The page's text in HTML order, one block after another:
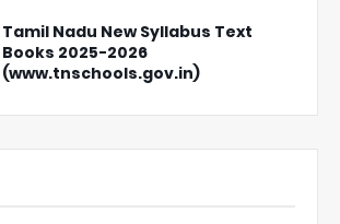
Tamil Nadu New Syllabus Text
Books 2025-2026
(www.tnschools.gov.in)